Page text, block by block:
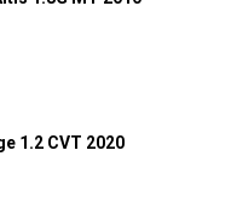
1.2 CVT 2020